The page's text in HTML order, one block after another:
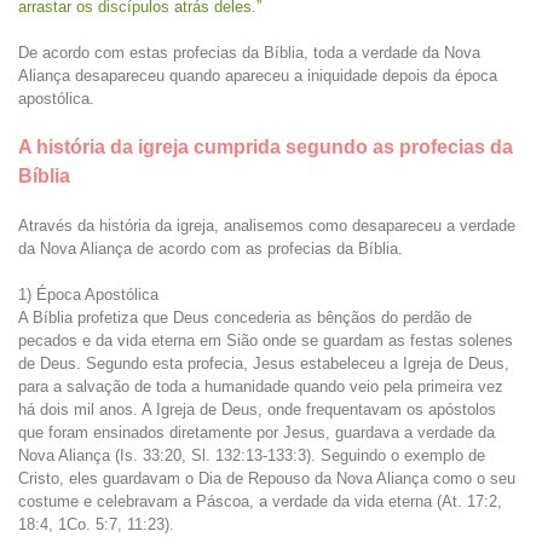
arrastar os discípulos atrás deles.”
De acordo com estas profecias da Bíblia, toda a verdade da Nova
Aliança desapareceu quando apareceu a iniquidade depois da época
apostólica.
A história da igreja cumprida segundo as profecias da
Bíblia
Através da história da igreja, analisemos como desapareceu a verdade
da Nova Aliança de acordo com as profecias da Bíblia.
1) Época Apostólica
A Bíblia profetiza que Deus concederia as bênçãos do perdão de
pecados e da vida eterna em Sião onde se guardam as festas solenes
de Deus. Segundo esta profecia, Jesus estabeleceu a Igreja de Deus,
para a salvação de toda a humanidade quando veio pela primeira vez
há dois mil anos. A Igreja de Deus, onde frequentavam os apóstolos
que foram ensinados diretamente por Jesus, guardava a verdade da
Nova Aliança (Is. 33:20, Sl. 132:13-133:3). Seguindo o exemplo de
Cristo, eles guardavam o Dia de Repouso da Nova Aliança como o seu
costume e celebravam a Páscoa, a verdade da vida eterna (At. 17:2,
18:4, 1Co. 5:7, 11:23).